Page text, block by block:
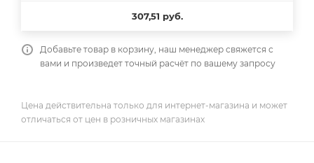
307,51 руб.
Добавьте товар в корзину, наш менеджер свяжется с
вами и произведет точный расчёт по вашему запросу
Цена действительна только для интернет-магазина и может
отличаться от цен в розничных магазинах